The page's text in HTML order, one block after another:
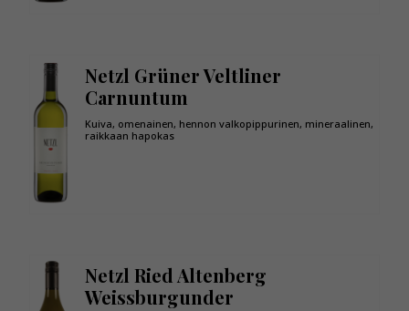
Netzl Grüner Veltliner
Carnuntum
Kuiva, omenainen, hennon valkopippurinen, mineraalinen,
raikkaan hapokas
Netzl Ried Altenberg
Weissburgunder